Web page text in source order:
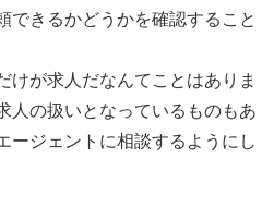
できるかどうかを確認すること
けが求人だなんてことはありま
人の扱いとなっているものもあ
ージェントに相談するようにし